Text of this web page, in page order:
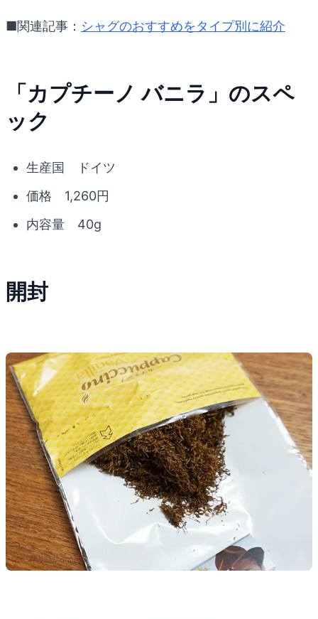
■関連記事： シャグのおすすめをタイプ別に紹介
「カプチーノ バニラ」のスペ
ック
生産国 ドイツ
価格 1,260円
内容量 40g
開封